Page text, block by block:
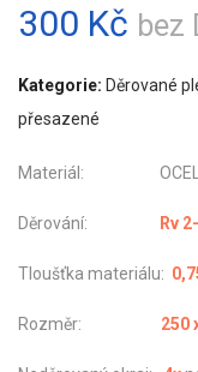
300 Kč bez
Kategorie: Děrované
přesazené
Materiál: OCEL
Děrování: Rv
Tloušťka materiálu:
Rozměr: 250